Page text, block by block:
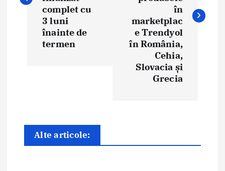
n
a
complet cu
3 luni
înainte de
termen
în
marketplac
e Trendyol
în România,
Cehia,
Slovacia și
Grecia
Alte articole: